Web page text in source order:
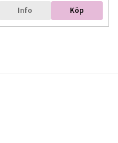
Info Köp